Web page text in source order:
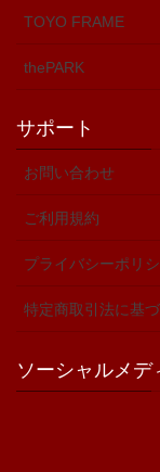
TOYO FRAME
thePARK
サポート
お問い合わせ
ご利用規約
プライバシーポリ
特定商取引法に基
ソーシャルメデ